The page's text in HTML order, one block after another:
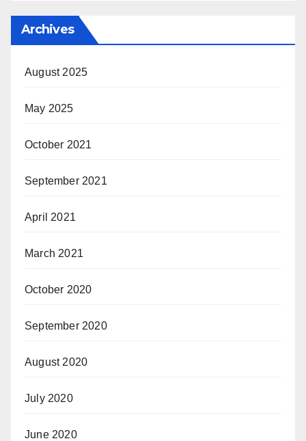
Archives
August 2025
May 2025
October 2021
September 2021
April 2021
March 2021
October 2020
September 2020
August 2020
July 2020
June 2020